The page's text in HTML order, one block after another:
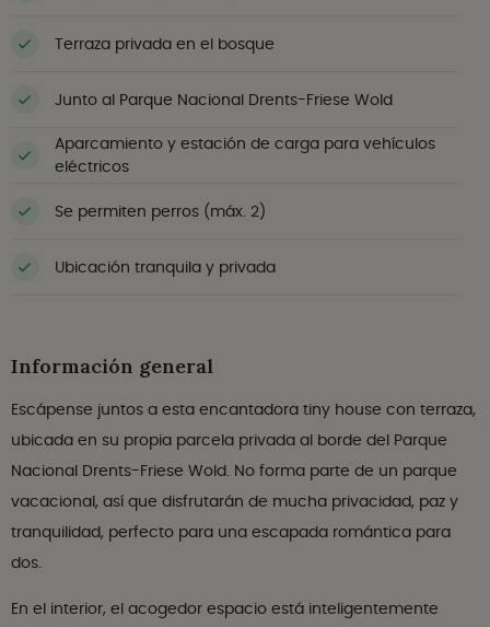
Terraza privada en el bosque
Junto al Parque Nacional Drents-Friese Wold
Aparcamiento y estación de carga para vehículos
eléctricos
Se permiten perros (máx. 2)
Ubicación tranquila y privada
Información general
Escápense juntos a esta encantadora tiny house con terraza,
ubicada en su propia parcela privada al borde del Parque
Nacional Drents-Friese Wold. No forma parte de un parque
vacacional, así que disfrutarán de mucha privacidad, paz y
tranquilidad, perfecto para una escapada romántica para
dos.
En el interior, el acogedor espacio está inteligentemente